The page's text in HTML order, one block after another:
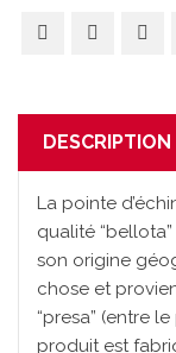
DESCRIPTION
La pointe
qualité
son origine
chose et
“presa” (entre
produit est